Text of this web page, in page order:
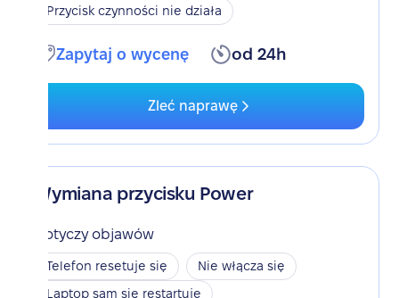
Przycisk czynności nie działa
Zapytaj o wycenę od 24h
Zleć naprawę
Wymiana przycisku Power
Dotyczy objawów
Telefon resetuje się
Nie włącza się
Laptop sam się restartuje